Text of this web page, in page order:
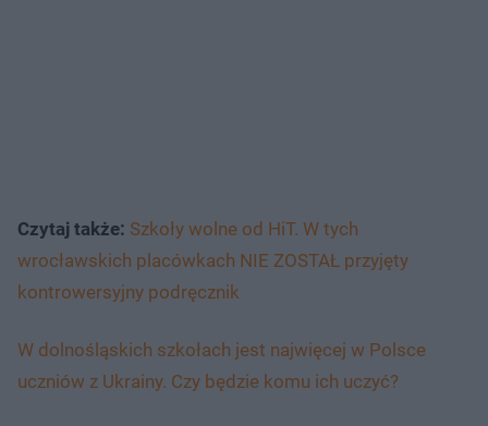
Czytaj także: Szkoły wolne od HiT. W tych
wrocławskich placówkach NIE ZOSTAŁ przyjęty
kontrowersyjny podręcznik
W dolnośląskich szkołach jest najwięcej w Polsce
uczniów z Ukrainy. Czy będzie komu ich uczyć?